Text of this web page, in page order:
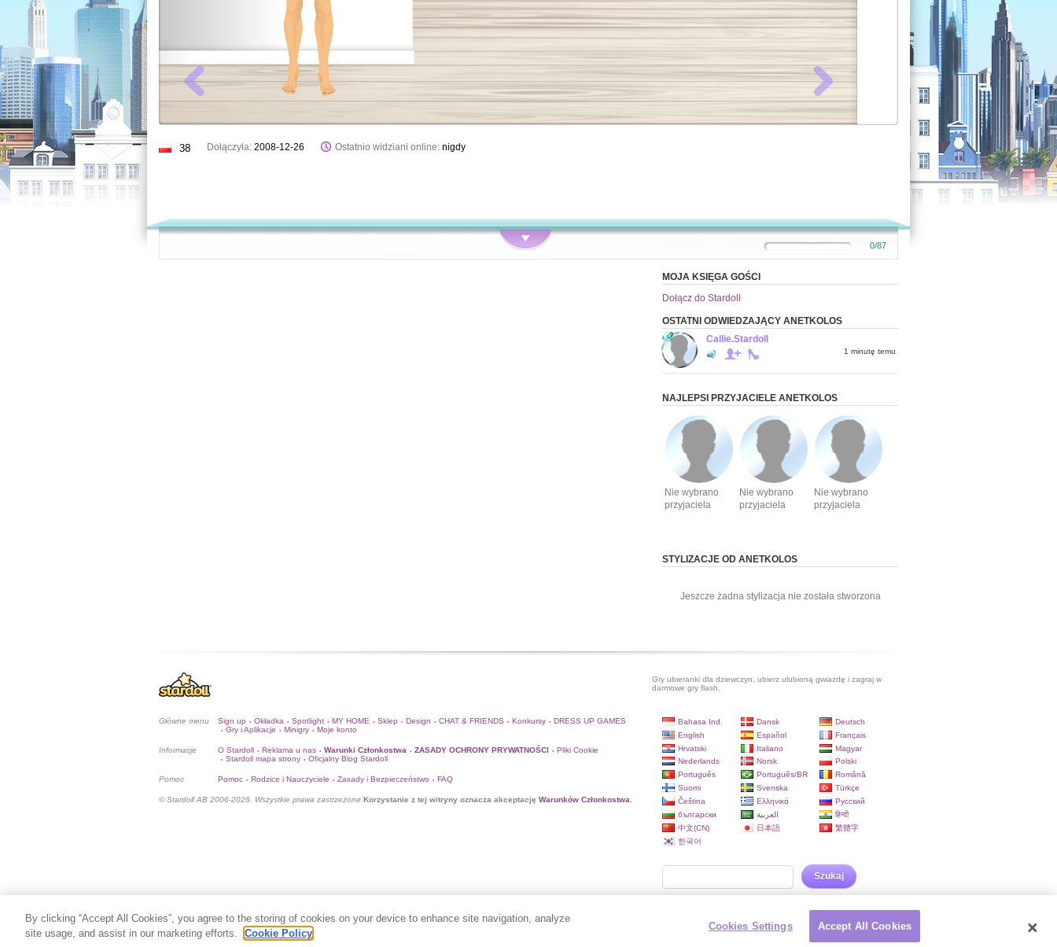
38 Dołączyła: 2008-12-26 Ostatnio widziani online: nigdy
0/87
MOJA KSIĘGA GOŚCI
Dołącz do Stardoll
OSTATNI ODWIEDZAJĄCY ANETKOLOS
Callie.Stardoll
1 minutę temu
NAJLEPSI PRZYJACIELE ANETKOLOS
Nie wybrano
przyjaciela
Nie wybrano
przyjaciela
Nie wybrano
przyjaciela
STYLIZACJE OD ANETKOLOS
Jeszcze żadna stylizacja nie została stworzona
Gry ubieranki dla dziewczyn, ubierz ulubioną gwiazdę i zagraj w
darmowe gry flash.
Główne menu Sign up • Okładka • Spotlight • MY HOME • Sklep • Design • CHAT & FRIENDS • Konkursy • DRESS UP GAMES
• Gry i Aplikacje • Minigry • Moje konto
Informacje O Stardoll • Reklama u nas • Warunki Członkostwa • ZASADY OCHRONY PRYWATNOŚCI • Pliki Cookie
• Stardoll mapa strony • Oficjalny Blog Stardoll
Pomoc Pomoc • Rodzice i Nauczyciele • Zasady i Bezpieczeństwo • FAQ
© Stardoll AB 2006-2026. Wszystkie prawa zastrzeżone. Korzystanie z tej witryny oznacza akceptację Warunków Członkostwa
Bahasa Ind. Dansk
Deutsch
English
Español
Français
Hrvatski
Italiano
Magyar
Nederlands
Norsk
Polski
Português
Português/BR
Română
Suomi
Svenska
Türkçe
Čeština
Ελληνικά
Русский
български
العربية
हिन्दी
中文(CN)
日本語
繁體字
한국어
Szukaj
By clicking “Accept All Cookies”, you agree to the storing of cookies on your device to enhance site navigation, analyze
site usage, and assist in our marketing efforts.
Cookie Policy
Cookies Settings Accept All Cookies